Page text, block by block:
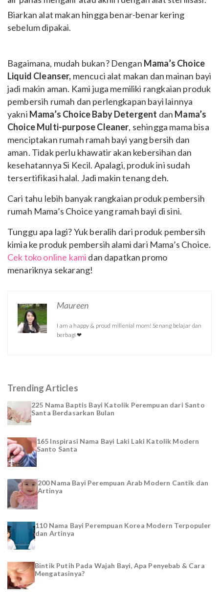
Biarkan alat makan hingga benar-benar kering
sebelum dipakai.
Bagaimana, mudah bukan? Dengan Mama’s Choice
Liquid Cleanser, mencuci alat makan dan mainan bayi
jadi makin aman. Kami juga memiliki rangkaian produk
pembersih rumah dan perlengkapan bayi lainnya
yakni Mama’s Choice Baby Detergent dan Mama’s
Choice Multi-purpose Cleaner, sehingga mama bisa
menciptakan rumah ramah bayi yang bersih dan
aman. Tidak perlu khawatir akan kebersihan dan
kesehatannya Si Kecil. Apalagi, produk ini sudah
tersertifikasi halal. Jadi makin tenang deh.
Cari tahu lebih banyak rangkaian produk pembersih
rumah Mama’s Choice yang ramah bayi di sini.
Tunggu apa lagi? Yuk beralih dari produk pembersih
kimia ke produk pembersih alami dari Mama’s Choice.
Cek toko online kami dan dapatkan promo
menariknya sekarang!
Maureen
I am a happy & proud millenial mom! Senang belajar dan
berbagi ❤
Trending Articles
225 Nama Baptis Bayi Katolik Perempuan dari Santo
Santa Berdasarkan Bulan
165 Inspirasi Nama Bayi Laki Laki Katolik Modern
Santo Santa
200 Nama Bayi Perempuan Arab Modern Cantik dan
Artinya
110 Nama Bayi Perempuan Korea Modern Terpopuler
dan Artinya
Bintik Putih Pada Wajah Bayi, Apa Penyebab & Cara
Mengatasinya?